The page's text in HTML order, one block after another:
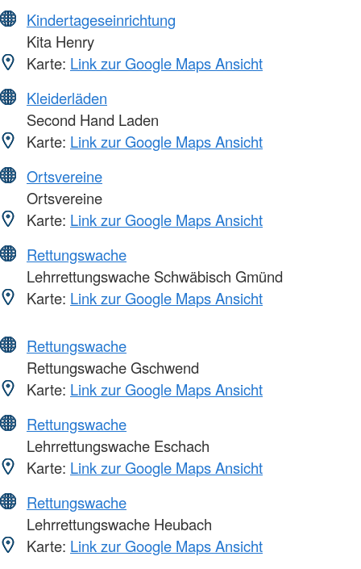
Kindertageseinrichtung
Kita Henry
Karte: Link zur Google Maps Ansicht
Kleiderläden
Second Hand Laden
Karte: Link zur Google Maps Ansicht
Ortsvereine
Ortsvereine
Karte: Link zur Google Maps Ansicht
Rettungswache
Lehrrettungswache Schwäbisch Gmünd
Karte: Link zur Google Maps Ansicht
Rettungswache
Rettungswache Gschwend
Karte: Link zur Google Maps Ansicht
Rettungswache
Lehrrettungswache Eschach
Karte: Link zur Google Maps Ansicht
Rettungswache
Lehrrettungswache Heubach
Karte: Link zur Google Maps Ansicht